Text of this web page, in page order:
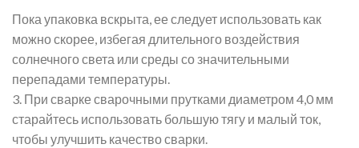
Пока упаковка вскрыта, ее следует использовать как
можно скорее, избегая длительного воздействия
солнечного света или среды со значительными
перепадами температуры.
3. При сварке сварочными прутками диаметром 4,0 мм
старайтесь использовать большую тягу и малый ток,
чтобы улучшить качество сварки.